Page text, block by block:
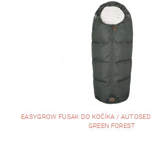
EASYGROW FUSAK DO KOČÍKA /
GREEN FOREST